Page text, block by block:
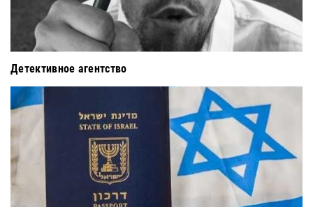
Детективное агентство